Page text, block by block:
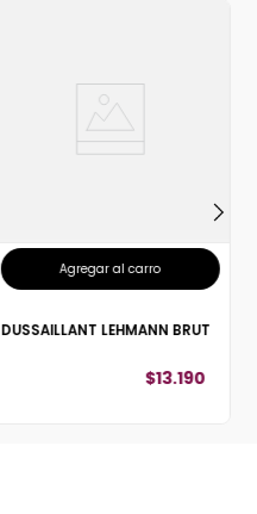
Agregar al carro
DUSSAILLANT LEHMANN BRUT
$13.190